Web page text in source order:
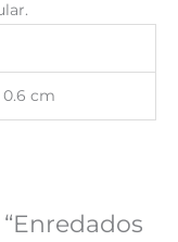
0.6 cm